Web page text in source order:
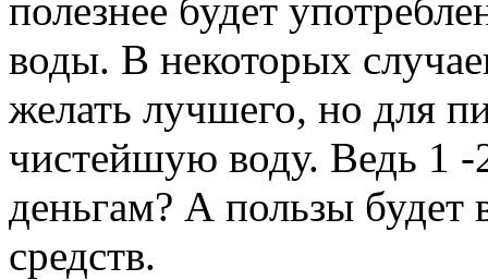
полезнее будет
воды. В некоторых
желать лучшего, но для
чистейшую воду. Ведь 1 -
деньгам? А пользы
средств.